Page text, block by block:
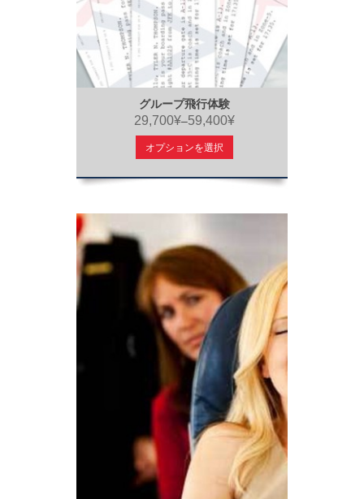
グループ飛行体験
29,700¥–59,400¥
オプションを選択